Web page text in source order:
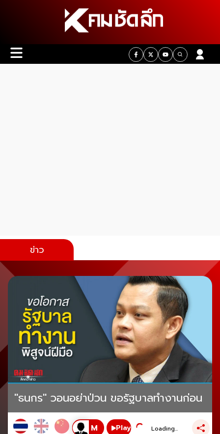
ข่าว
"ธนกร" วอนอย่าป่วน ขอรัฐบาลทำงานก่อน
Play Loading...